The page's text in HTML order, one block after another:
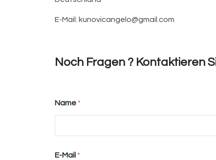
E-Mail: kunovicangelo@gmail.com
Noch Fragen ? Kontaktieren
Name *
E-Mail *